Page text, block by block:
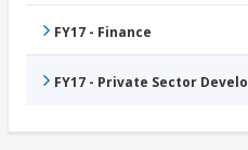
FY17 - Finance
FY17 - Private Sector